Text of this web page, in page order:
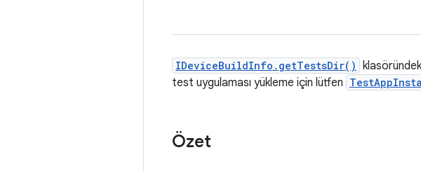
IDeviceBuildInfo.getTestsDir()
test uygulaması yükleme için lütfen
Özet